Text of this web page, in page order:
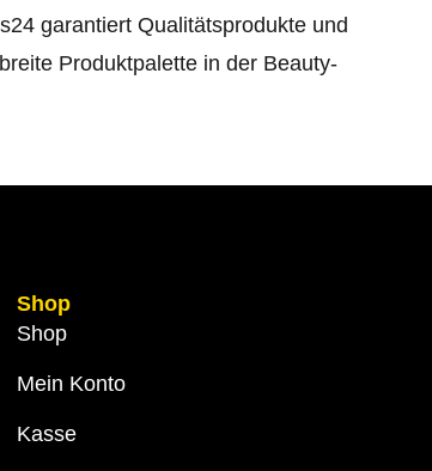
garantiert Qualitätsprodukte und
Produktpalette in der Beauty-
Shop
Shop
Mein Konto
Kasse